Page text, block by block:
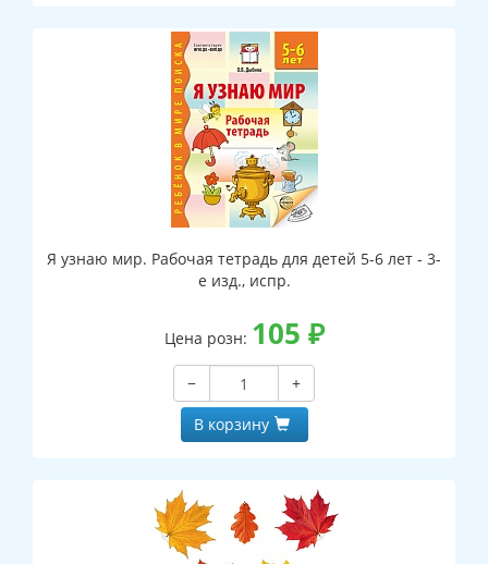
Я узнаю мир. Рабочая тетрадь для детей 5-6 лет - 3-
е изд., испр.
Цена розн: 105 ₽
−
+
В корзину